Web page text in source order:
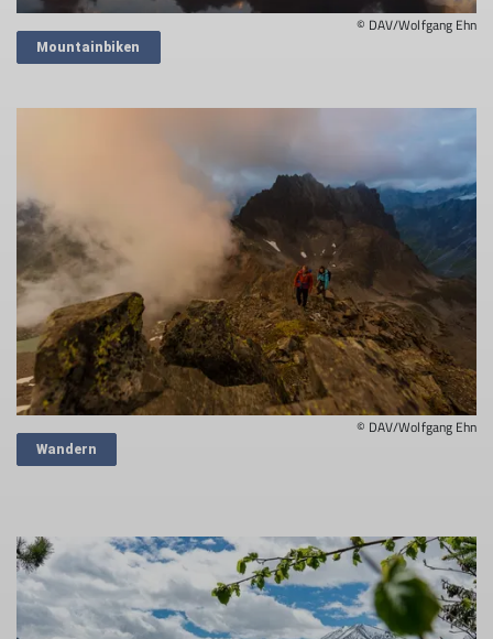
© DAV/Wolfgang Ehn
Mountainbiken
© DAV/Wolfgang Ehn
Wandern